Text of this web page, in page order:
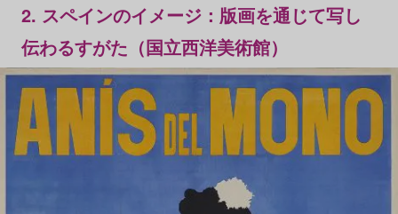
2. スペインのイメージ：版画を通じて写し
伝わるすがた（国立西洋美術館）